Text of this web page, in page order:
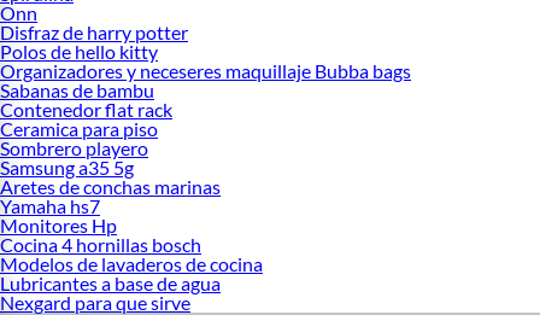
Onn
Disfraz de harry potter
Polos de hello kitty
Organizadores y neceseres maquillaje Bubba bags
Sabanas de bambu
Contenedor flat rack
Ceramica para piso
Sombrero playero
Samsung a35 5g
Aretes de conchas marinas
Yamaha hs7
Monitores Hp
Cocina 4 hornillas bosch
Modelos de lavaderos de cocina
Lubricantes a base de agua
Nexgard para que sirve